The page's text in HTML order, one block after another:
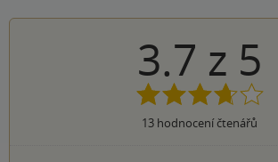
3.7 z 5
13 hodnocení čtenářů